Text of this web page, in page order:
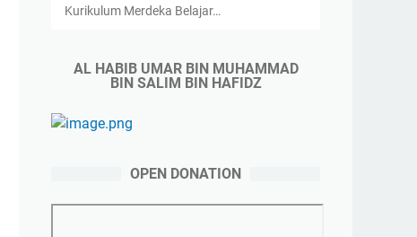
Kurikulum Merdeka Belajar…
AL HABIB UMAR BIN MUHAMMAD
BIN SALIM BIN HAFIDZ
OPEN DONATION